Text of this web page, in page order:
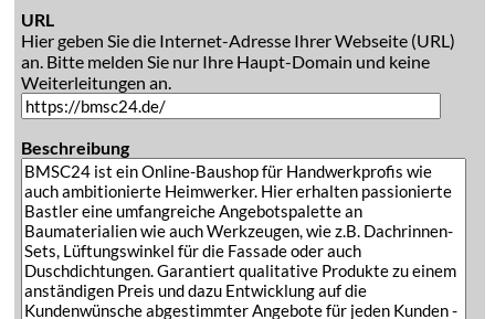
URL
Hier geben Sie die Internet-Adresse Ihrer Webseite (URL)
an. Bitte melden Sie nur Ihre Haupt-Domain und keine
Weiterleitungen an.
Beschreibung